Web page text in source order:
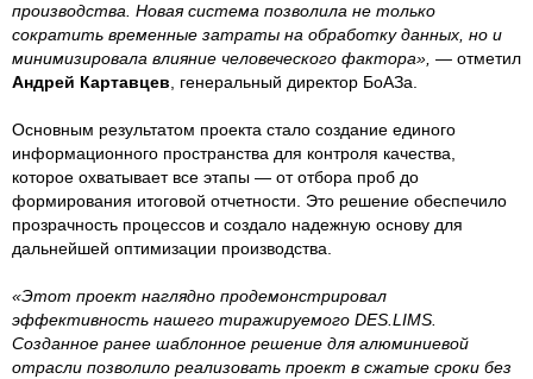
производства. Новая система позволила не только
сократить временные затраты на обработку данных, но и
минимизировала влияние человеческого фактора», — отметил
Андрей Картавцев , генеральный директор БоАЗа.
Основным результатом проекта стало создание единого
информационного пространства для контроля качества,
которое охватывает все этапы — от отбора проб до
формирования итоговой отчетности. Это решение обеспечило
прозрачность процессов и создало надежную основу для
дальнейшей оптимизации производства.
«Этот проект наглядно продемонстрировал
эффективность нашего тиражируемого DES.LIMS.
Созданное ранее шаблонное решение для алюминиевой
отрасли позволило реализовать проект в сжатые сроки без